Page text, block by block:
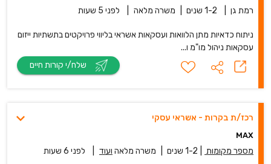
רמת גן 1-2 שנים משרה מלאה לפני 5 שעות
ניתוח כדאיות מתן הלוואות ועסקאות אשראי בליווי פרויקטים בתשתיות ייזום
עסקאות ניהול מו"מ ו...
רכז/ת בקרות - אשראי עסקי
MAX
מספר מקומות 1-2 שנים משרה מלאה ועוד לפני 6 שעות